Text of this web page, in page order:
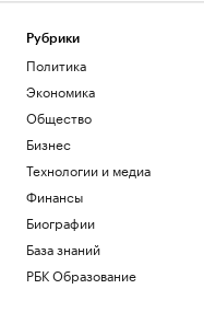
Шуваев сообщил о системе
сеть и зарядка
Политика
В Московской области
беспилотную опасность
В Московской области
ночь объявили ракетную
Политика
Пентагон отстранил
отвечавшего за помощь
фланг НАТО
Рубрики
Политика
Экономика
Общество
Бизнес
Технологии и медиа
Финансы
Биографии
База знаний
РБК Образование